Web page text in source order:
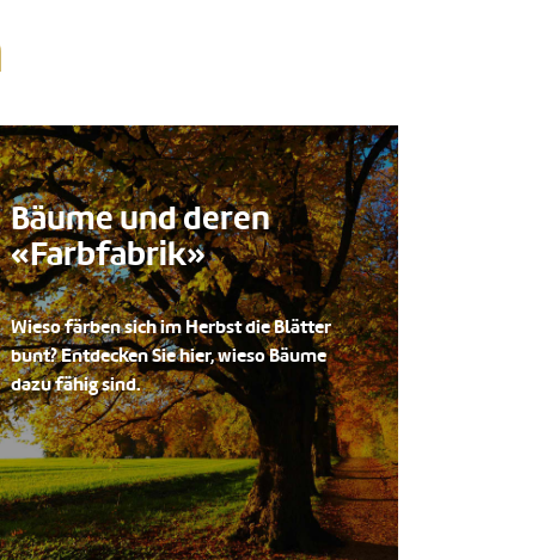
Bäume und deren
«Farbfabrik»
Wieso färben sich im Herbst die Blätter
bunt? Entdecken Sie hier, wieso Bäume
dazu fähig sind.